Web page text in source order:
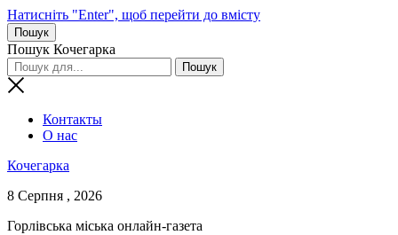
Натисніть "Enter", щоб перейти до вмісту
Пошук
Пошук Кочегарка
Контакты
О нас
Кочегарка
8 Серпня , 2026
Горлівська міська онлайн-газета